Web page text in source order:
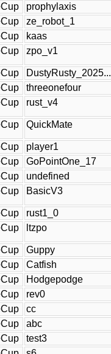
prophylaxis
ze_robot_1
kaas
zpo_v1
DustyRusty_2025...
threeonefour
rust_v4
QuickMate
player1
GoPointOne_17
undefined
BasicV3
rust1_0
ltzpo
Guppy
Catfish
Hodgepodge
rev0
cc
abc
test3